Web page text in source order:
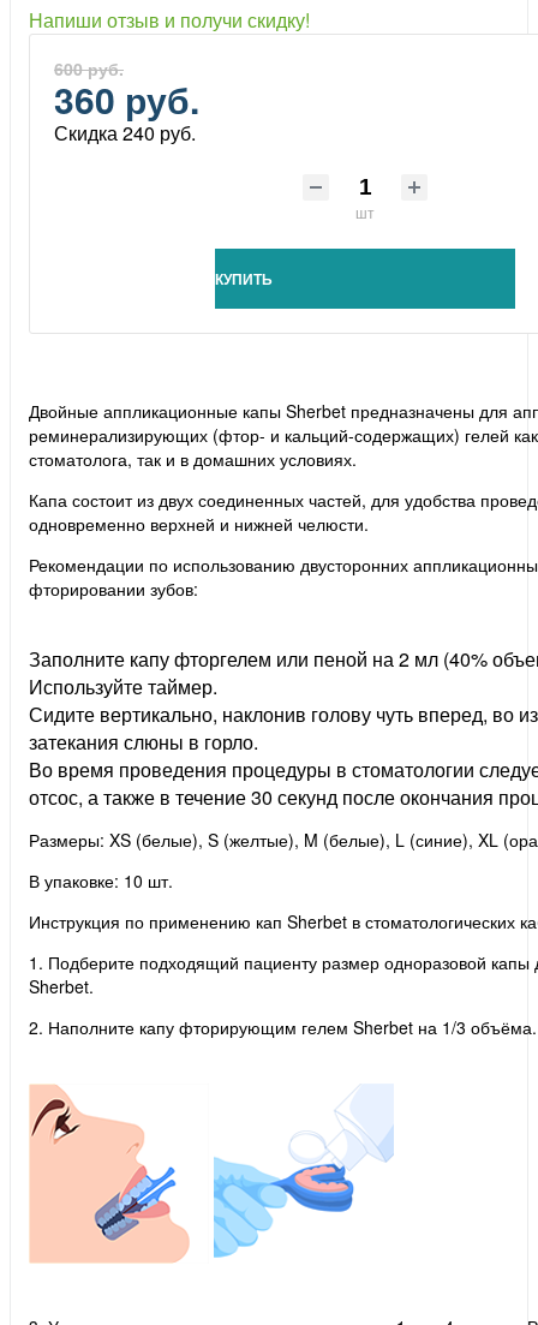
Напиши отзыв и получи скидку!
600 руб.
360 руб.
Скидка 240 руб.
шт
КУПИТЬ
Двойные аппликационные капы Sherbet предназначены для
реминерализирующих (фтор- и кальций-содержащих) гелей
стоматолога, так и в домашних условиях.
Капа состоит из двух соединенных частей, для удобства
одновременно верхней и нижней челюсти.
Рекомендации по использованию двусторонних
фторировании зубов:
Заполните капу фторгелем или пеной на 2 мл (40%
Используйте таймер.
Сидите вертикально, наклонив голову чуть вперед, во
затекания слюны в горло.
Во время проведения процедуры в стоматологии
отсос, а также в течение 30 секунд после окончания
Размеры: XS (белые), S (желтые), M (белые), L (синие), XL
В упаковке: 10 шт.
Инструкция по применению кап Sherbet в стоматологических
1. Подберите подходящий пациенту размер одноразовой капы
Sherbet.
2. Наполните капу фторирующим гелем Sherbet на 1/3 объёма.